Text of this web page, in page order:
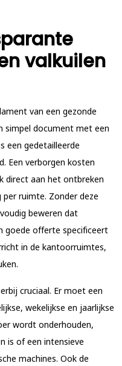
valkuilen
van een gezonde
simpel document met een
een gedetailleerde
Een verborgen kosten
direct aan het ontbreken
ruimte. Zonder deze
beweren dat
goede offerte specificeert
in de kantoorruimtes,
cruciaal. Er moet een
wekelijkse en jaarlijkse
wordt onderhouden,
is of een intensieve
machines. Ook de